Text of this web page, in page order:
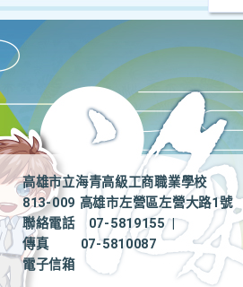
高雄市立海青高級工商職業學校
813-009 高雄市左營區左營大路1號
聯絡電話
07-5819155
|
傳真
07-5810087
電子信箱